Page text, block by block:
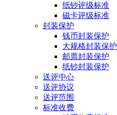
纸钞评级标准
磁卡评级标准
封装保护
钱币封装保护
大规格封装保护
邮票封装保护
纸钞封装保护
送评中心
送评协议
送评范围
标准收费